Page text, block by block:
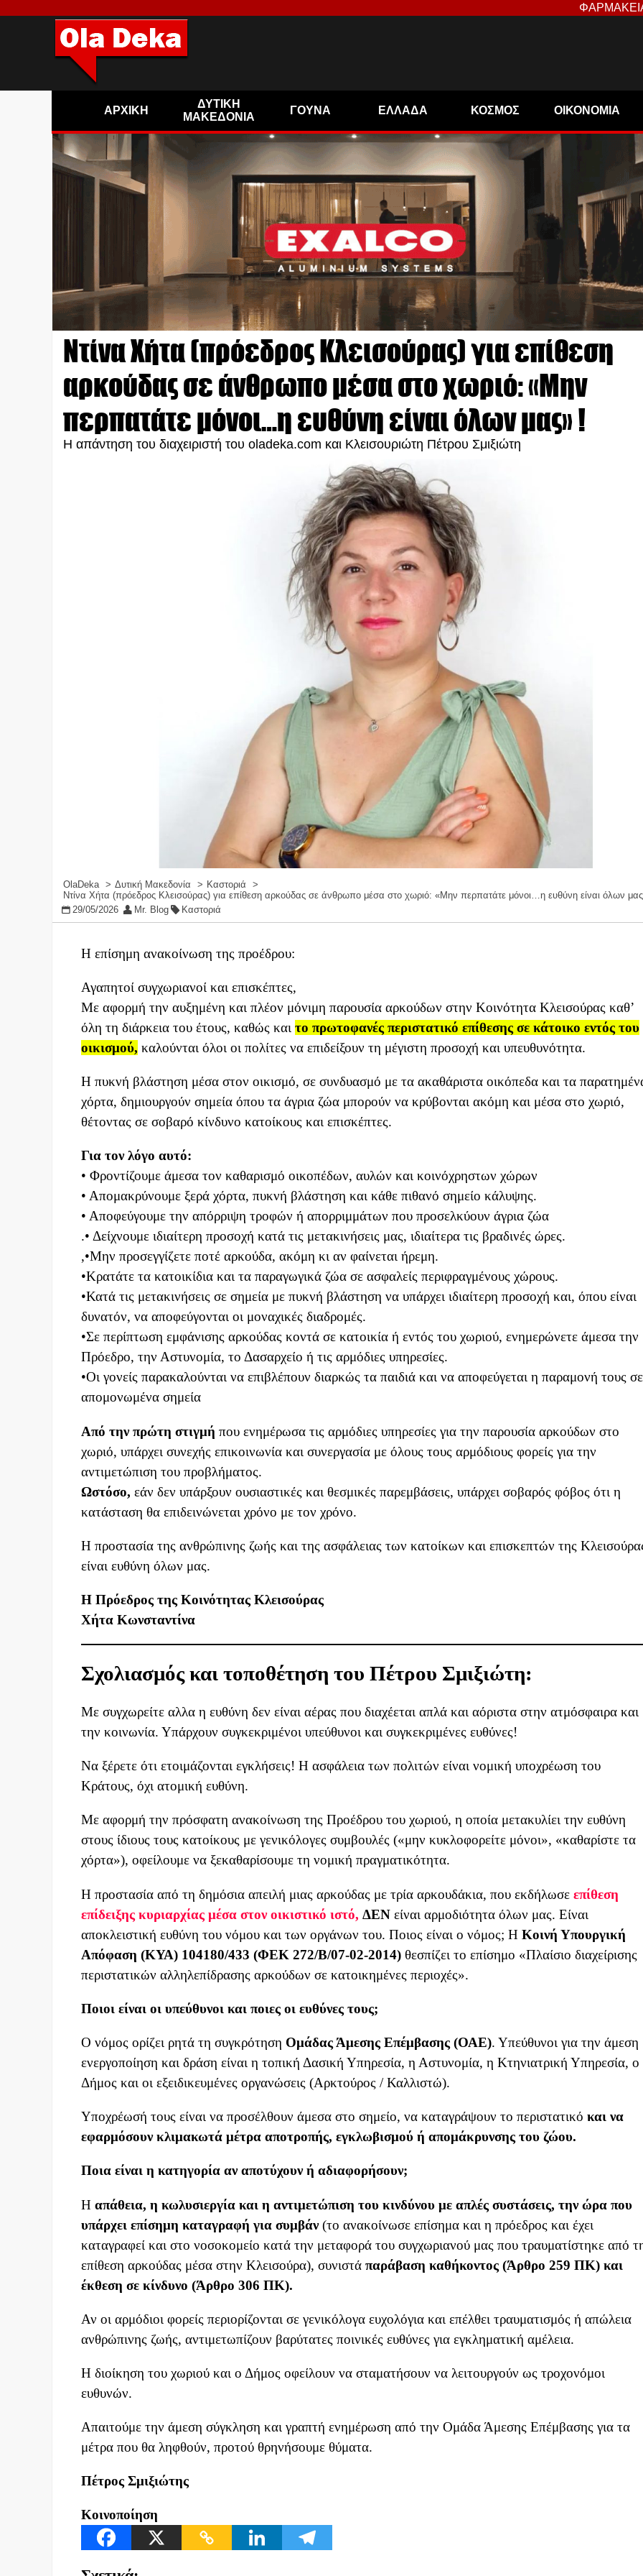
ΑΡΧΙΚΗ
ΔΥΤΙΚΗ
ΜΑΚΕΔΟΝΙΑ
ΓΟΥΝΑ ΕΛΛΑΔΑ ΚΟΣΜΟΣ ΟΙΚΟΝΟΜΙΑ
Ντίνα Χήτα (πρόεδρος Κλεισούρας) για επίθεση
αρκούδας σε άνθρωπο μέσα στο χωριό: «Μην
περπατάτε μόνοι…η ευθύνη είναι όλων μας» !
Η απάντηση του διαχειριστή του oladeka.com και Κλεισουριώτη Πέτρου Σμιξιώτη
OlaDeka Δυτική Μακεδονία
Καστοριά
Ντίνα Χήτα (πρόεδρος Κλεισούρας) για επίθεση αρκούδας σε άνθρωπο μέσα στο χωριό: «Μην περπατάτε μόνοι…η ευθύνη είναι όλων
29/05/2026
Mr. Blog Καστοριά
Η επίσημη ανακοίνωση της προέδρου:
Αγαπητοί συγχωριανοί και επισκέπτες,
Με αφορμή την αυξημένη και πλέον μόνιμη παρουσία αρκούδων στην Κοινότητα Κλεισούρας καθ’
όλη τη διάρκεια του έτους, καθώς και το πρωτοφανές περιστατικό επίθεσης σε κάτοικο εντός του
οικισμού, καλούνται όλοι οι πολίτες να επιδείξουν τη μέγιστη προσοχή και υπευθυνότητα.
Η πυκνή βλάστηση μέσα στον οικισμό, σε συνδυασμό με τα ακαθάριστα οικόπεδα και τα
χόρτα, δημιουργούν σημεία όπου τα άγρια ζώα μπορούν να κρύβονται ακόμη και μέσα στο χωριό,
θέτοντας σε σοβαρό κίνδυνο κατοίκους και επισκέπτες.
Για τον λόγο αυτό:
• Φροντίζουμε άμεσα τον καθαρισμό οικοπέδων, αυλών και κοινόχρηστων χώρων
• Απομακρύνουμε ξερά χόρτα, πυκνή βλάστηση και κάθε πιθανό σημείο κάλυψης.
• Αποφεύγουμε την απόρριψη τροφών ή απορριμμάτων που προσελκύουν άγρια ζώα
.• Δείχνουμε ιδιαίτερη προσοχή κατά τις μετακινήσεις μας, ιδιαίτερα τις βραδινές ώρες.
,•Μην προσεγγίζετε ποτέ αρκούδα, ακόμη κι αν φαίνεται ήρεμη.
•Κρατάτε τα κατοικίδια και τα παραγωγικά ζώα σε ασφαλείς περιφραγμένους χώρους.
•Κατά τις μετακινήσεις σε σημεία με πυκνή βλάστηση να υπάρχει ιδιαίτερη προσοχή και, όπου είναι
δυνατόν, να αποφεύγονται οι μοναχικές διαδρομές.
•Σε περίπτωση εμφάνισης αρκούδας κοντά σε κατοικία ή εντός του χωριού, ενημερώνετε άμεσα την
Πρόεδρο, την Αστυνομία, το Δασαρχείο ή τις αρμόδιες υπηρεσίες.
•Οι γονείς παρακαλούνται να επιβλέπουν διαρκώς τα παιδιά και να αποφεύγεται η παραμονή τους σε
απομονωμένα σημεία
Από την πρώτη στιγμή που ενημέρωσα τις αρμόδιες υπηρεσίες για την παρουσία αρκούδων στο
χωριό, υπάρχει συνεχής επικοινωνία και συνεργασία με όλους τους αρμόδιους φορείς για την
αντιμετώπιση του προβλήματος.
Ωστόσο, εάν δεν υπάρξουν ουσιαστικές και θεσμικές παρεμβάσεις, υπάρχει σοβαρός φόβος ότι η
κατάσταση θα επιδεινώνεται χρόνο με τον χρόνο.
Η προστασία της ανθρώπινης ζωής και της ασφάλειας των κατοίκων και επισκεπτών της
είναι ευθύνη όλων μας.
Η Πρόεδρος της Κοινότητας Κλεισούρας
Χήτα Κωνσταντίνα
Σχολιασμός και τοποθέτηση του Πέτρου Σμιξιώτη:
Με συγχωρείτε αλλα η ευθύνη δεν είναι αέρας που διαχέεται απλά και αόριστα στην ατμόσφαιρα και
την κοινωνία. Υπάρχουν συγκεκριμένοι υπεύθυνοι και συγκεκριμένες ευθύνες!
Να ξέρετε ότι ετοιμάζονται εγκλήσεις! Η ασφάλεια των πολιτών είναι νομική υποχρέωση του
Κράτους, όχι ατομική ευθύνη.
Με αφορμή την πρόσφατη ανακοίνωση της Προέδρου του χωριού, η οποία μετακυλίει την ευθύνη
στους ίδιους τους κατοίκους με γενικόλογες συμβουλές («μην κυκλοφορείτε μόνοι», «καθαρίστε τα
χόρτα»), οφείλουμε να ξεκαθαρίσουμε τη νομική πραγματικότητα.
Η προστασία από τη δημόσια απειλή μιας αρκούδας με τρία αρκουδάκια, που εκδήλωσε επίθεση
επίδειξης κυριαρχίας μέσα στον οικιστικό ιστό, ΔΕΝ είναι αρμοδιότητα όλων μας. Είναι
αποκλειστική ευθύνη του νόμου και των οργάνων του. Ποιος είναι ο νόμος; Η Κοινή Υπουργική
Απόφαση (ΚΥΑ) 104180/433 (ΦΕΚ 272/Β/07-02-2014) θεσπίζει το επίσημο «Πλαίσιο διαχείρισης
περιστατικών αλληλεπίδρασης αρκούδων σε κατοικημένες περιοχές».
Ποιοι είναι οι υπεύθυνοι και ποιες οι ευθύνες τους;
Ο νόμος ορίζει ρητά τη συγκρότηση Ομάδας Άμεσης Επέμβασης (ΟΑΕ). Υπεύθυνοι για την άμεση
ενεργοποίηση και δράση είναι η τοπική Δασική Υπηρεσία, η Αστυνομία, η Κτηνιατρική Υπηρεσία, ο
Δήμος και οι εξειδικευμένες οργανώσεις (Αρκτούρος / Καλλιστώ).
Υποχρέωσή τους είναι να προσέλθουν άμεσα στο σημείο, να καταγράψουν το περιστατικό και να
εφαρμόσουν κλιμακωτά μέτρα αποτροπής, εγκλωβισμού ή απομάκρυνσης του ζώου.
Ποια είναι η κατηγορία αν αποτύχουν ή αδιαφορήσουν;
Η απάθεια, η κωλυσιεργία και η αντιμετώπιση του κινδύνου με απλές συστάσεις, την ώρα που
υπάρχει επίσημη καταγραφή για συμβάν(το ανακοίνωσε επίσημα και η πρόεδρος και έχει
καταγραφεί και στο νοσοκομείο κατά την μεταφορά του συγχωριανού μας που τραυματίστηκε από
επίθεση αρκούδας μέσα στην Κλεισούρα), συνιστά παράβαση καθήκοντος (Άρθρο 259 ΠΚ) και
έκθεση σε κίνδυνο (Άρθρο 306 ΠΚ).
Αν οι αρμόδιοι φορείς περιορίζονται σε γενικόλογα ευχολόγια και επέλθει τραυματισμός ή απώλεια
ανθρώπινης ζωής, αντιμετωπίζουν βαρύτατες ποινικές ευθύνες για εγκληματική αμέλεια.
Η διοίκηση του χωριού και ο Δήμος οφείλουν να σταματήσουν να λειτουργούν ως τροχονόμοι
ευθυνών.
Απαιτούμε την άμεση σύγκληση και γραπτή ενημέρωση από την Ομάδα Άμεσης Επέμβασης για τα
μέτρα που θα ληφθούν, προτού θρηνήσουμε θύματα.
Πέτρος Σμιξιώτης
Κοινοποίηση